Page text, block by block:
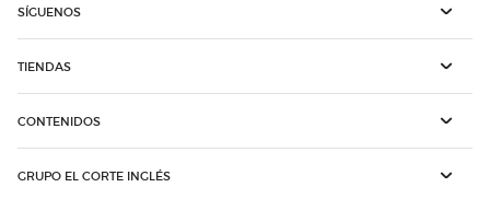
SÍGUENOS
TIENDAS
CONTENIDOS
GRUPO EL CORTE INGLÉS